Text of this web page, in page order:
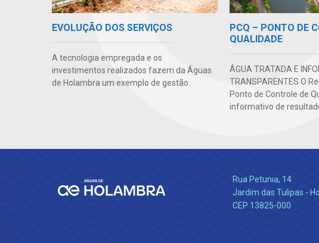
EVOLUÇÃO DOS SERVIÇOS
A tecnologia empregada e os
investimentos realizados fazem da Águas
de Holambra um exemplo de gestão.
PCQ – PONTO DE
QUALIDADE
ÁGUA TRATADA E
TRANSPARENTES O
Ponto de Controle de
informativo de
Rua Petunia, 14
Jardim das Tulipas -
CEP 13825-000